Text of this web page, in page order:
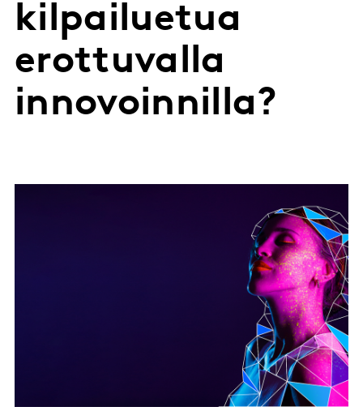
kilpailuetua
erottuvalla
innovoinnilla?